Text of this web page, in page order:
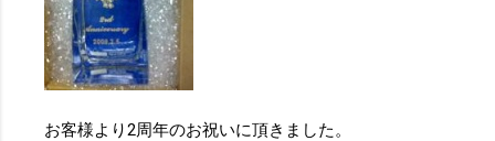
お客様より2周年のお祝いに頂きました。